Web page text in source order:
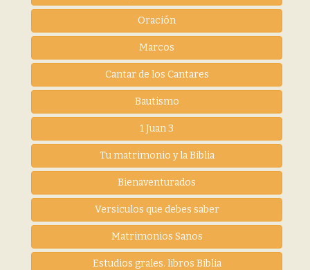
Oración
Marcos
Cantar de los Cantares
Bautismo
1 Juan 3
Tu matrimonio y la Biblia
Bienaventurados
Versiculos que debes saber
Matrimonios Sanos
Estudios grales. libros Biblia